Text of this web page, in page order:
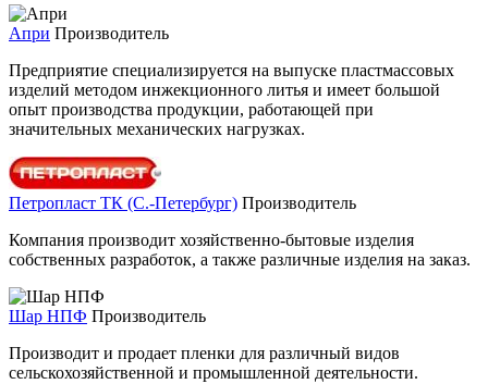
Апри Производитель
Предприятие специализируется на выпуске пластмассовых
изделий методом инжекционного литья и имеет большой
опыт производства продукции, работающей при
значительных механических нагрузках.
Петропласт ТК (С.-Петербург) Производитель
Компания производит хозяйственно-бытовые изделия
собственных разработок, а также различные изделия на заказ.
Шар НПФ Производитель
Производит и продает пленки для различный видов
сельскохозяйственной и промышленной деятельности.